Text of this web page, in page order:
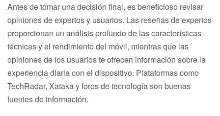
Antes de tomar una decisión final, es beneficioso revisar
opiniones de expertos y usuarios. Las reseñas de expertos
proporcionan un análisis profundo de las características
técnicas y el rendimiento del móvil, mientras que las
opiniones de los usuarios te ofrecen información sobre la
experiencia diaria con el dispositivo. Plataformas como
TechRadar, Xataka y foros de tecnología son buenas
fuentes de información.